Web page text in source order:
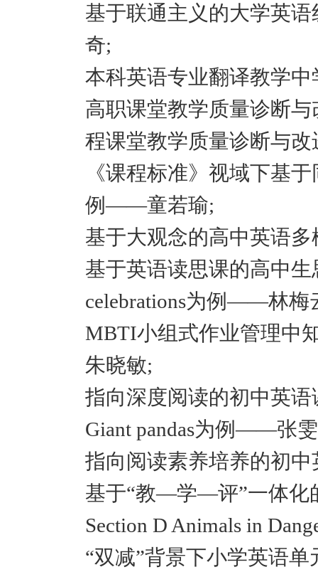
基于联通主义的大学英
奇;
本科英语专业翻译教学
高职课堂教学质量诊断
程课堂教学质量诊断与
《课程标准》视域下基
例——童若瑜;
基于大观念的高中英语
基于英语读思课的高中
celebrations为例——林梅
MBTI小组式作业管理
朱晓敏;
指向深度阅读的初中英
Giant pandas为例——张
指向阅读素养培养的初
基于“教—学—评”一体化
Section D Animals in
“双减”背景下小学英语